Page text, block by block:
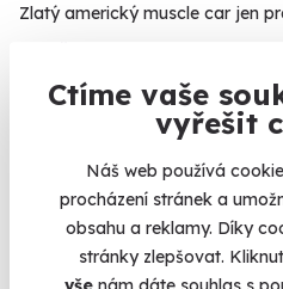
Ctíme vaše
vyřešit
Náš web používá
procházení stránek a
obsahu a reklamy. Díky
stránky zlepšovat.
Zlatý americký muscle car jen
(+ 6 dalších lokalit)
Volný termín už 10. 08.